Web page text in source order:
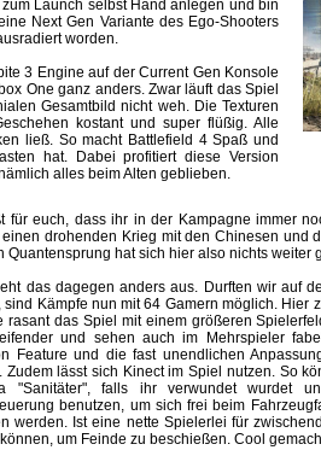
Launch selbst Hand anlegen und bin
Next Gen Variante des Ego-Shooters
worden.
3 Engine auf der Current Gen Konsole
One ganz anders. Zwar läuft das Spiel
Gesamtbild nicht weh. Die Texturen
kostant und super flüßig. Alle
ließ. So macht Battlefield 4 Spaß und
hat. Dabei profitiert diese Version
alles beim Alten geblieben.
für euch, dass ihr in der Kampagne immer
drohenden Krieg mit den Chinesen und
Quantensprung hat sich hier also nichts weiter
das dagegen anders aus. Durften wir auf
sind Kämpfe nun mit 64 Gamern möglich. Hier
rasant das Spiel mit einem größeren
und sehen auch im Mehrspieler
Feature und die fast unendlichen
Zudem lässt sich Kinect im Spiel nutzen. So
"Sanitäter", falls ihr verwundet wurdet
benutzen, um sich frei beim
Ist eine nette Spielerlei für
um Feinde zu beschießen. Cool